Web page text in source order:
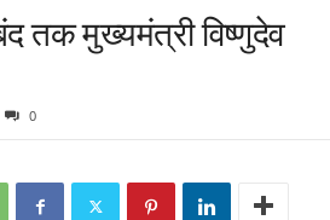
तक मुख्यमंत्री विष्णुदेव
0